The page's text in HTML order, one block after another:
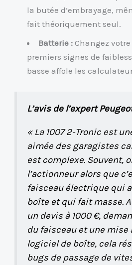
la butée d’embrayage,
fait théoriquement seul.
Batterie : Changez
premiers signes de
basse affole les
L’avis de l’expert
« La 1007 2-Tronic est
aimée des garagistes
est complexe. Souvent,
l’actionneur alors que
faisceau électrique qui
boîte et qui fait masse.
un devis à 1000 €,
du faisceau et une mise
logiciel de boîte, cela
bugs de passage de